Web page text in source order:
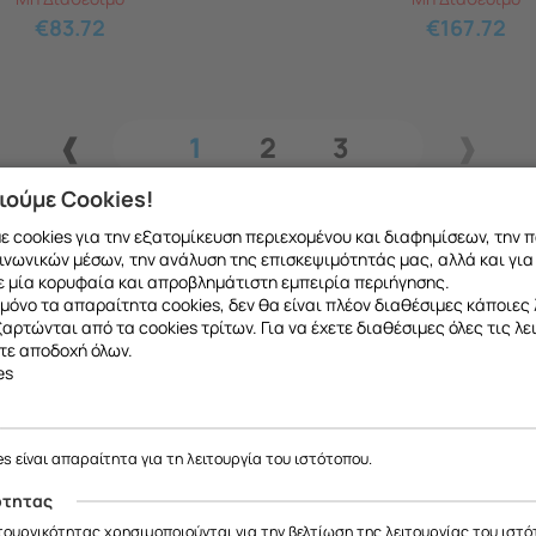
€83.72 €167.72
1 2 3
ανταλλακτικό που θέλετε μπορείτε να
μιλήσετε με εξειδικευμένο συνεργάτη
Cookies!
cookies για την εξατομίκευση περιεχομένου και διαφημίσεων, την
μέσων, την ανάλυση της επισκεψιμότητάς μας, αλλά και
κορυφαία και απροβλημάτιστη εμπειρία περιήγησης.
τα απαραίτητα cookies, δεν θα είναι πλέον διαθέσιμες κάποιες
από τα cookies τρίτων. Για να έχετε διαθέσιμες όλες τις
αποδοχή όλων.
είναι απαραίτητα για τη λειτουργία του ιστότοπου.
χρησιμοποιούνται για την βελτίωση της λειτουργίας του
να σας ενημερώσουμε ότι η επιχείρησή μας θα παραμείνει κλειστή
έως και 18/08, λόγω καλοκαιρινών διακοπών.
Θα είμαστε ξανά κοντά σας από19/08.